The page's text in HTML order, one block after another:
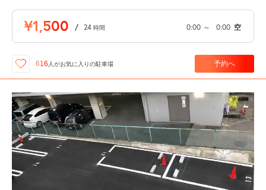
¥1,500 / 24 時間 0:00 ～ 0:00 空
616 人がお気に入りの駐車場 予約へ